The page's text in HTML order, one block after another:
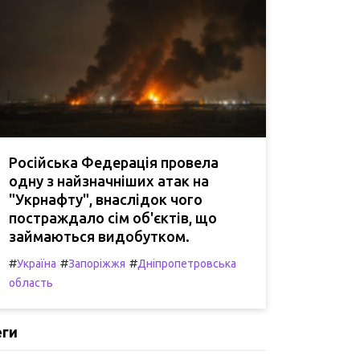
Російська Федерація провела
одну з найзначніших атак на
"Укрнафту", внаслідок чого
постраждало сім об'єктів, що
займаються видобутком.
#Україна #Запоріжжя #Дніпропетровська
область